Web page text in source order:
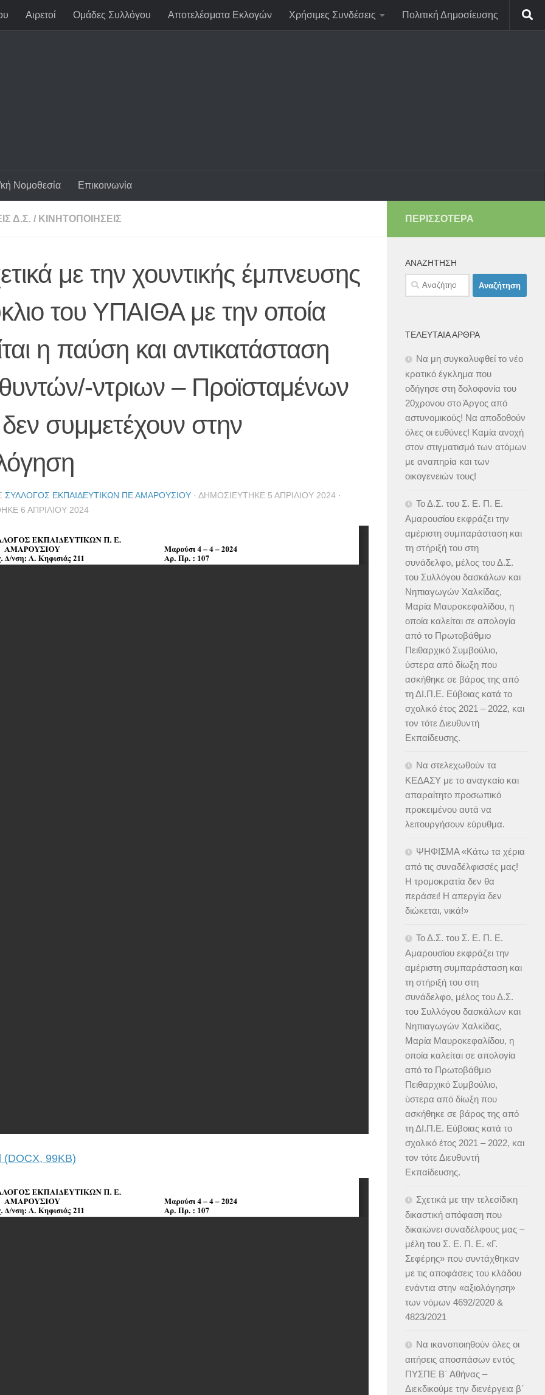
Αιρετοί Ομάδες Συλλόγου Αποτελέσματα Εκλογών Χρήσιμες Συνδέσεις Πολιτική Δημοσίευσης
Νομοθεσία Επικοινωνία
Δ.Σ. / ΚΙΝΗΤΟΠΟΙΉΣΕΙΣ
με την χουντικής έμπνευσης
του ΥΠΑΙΘΑ με την οποία
η παύση και αντικατάσταση
ντριων – Προϊσταμένων
συμμετέχουν στην
ΣΎΛΛΟΓΟΣ ΕΚΠΑΙΔΕΥΤΙΚΏΝ ΠΕ ΑΜΑΡΟΥΣΊΟΥ · ΔΗΜΟΣΙΕΎΤΗΚΕ 5 ΑΠΡΙΛΊΟΥ 2024 ·
6 ΑΠΡΙΛΊΟΥ 2024
(DOCX, 99KB)
ΠΕΡΙΣΣΌΤΕΡΑ
ΑΝΑΖΉΤΗΣΗ
Αναζήτηση
για:
ΤΕΛΕΥΤΑΊΑ ΆΡΘΡΑ
Να μη συγκαλυφθεί το νέο
κρατικό έγκλημα που
οδήγησε στη δολοφονία του
20χρονου στο Άργος από
αστυνομικούς! Να αποδοθούν
όλες οι ευθύνες! Καμία ανοχή
στον στιγματισμό των ατόμων
με αναπηρία και των
οικογενειών τους!
Το Δ.Σ. του Σ. Ε. Π. Ε.
Αμαρουσίου εκφράζει την
αμέριστη συμπαράσταση και
τη στήριξή του στη
συνάδελφο, μέλος του Δ.Σ.
του Συλλόγου δασκάλων και
Νηπιαγωγών Χαλκίδας,
Μαρία Μαυροκεφαλίδου, η
οποία καλείται σε απολογία
από το Πρωτοβάθμιο
Πειθαρχικό Συμβούλιο,
ύστερα από δίωξη που
ασκήθηκε σε βάρος της από
τη ΔΙ.Π.Ε. Εύβοιας κατά το
σχολικό έτος 2021 – 2022, και
τον τότε Διευθυντή
Εκπαίδευσης.
Να στελεχωθούν τα
ΚΕΔΑΣΥ με το αναγκαίο και
απαραίτητο προσωπικό
προκειμένου αυτά να
λειτουργήσουν εύρυθμα.
ΨΗΦΙΣΜΑ «Κάτω τα χέρια
από τις συναδέλφισσές μας!
Η τρομοκρατία δεν θα
περάσει! Η απεργία δεν
διώκεται, νικά!»
Το Δ.Σ. του Σ. Ε. Π. Ε.
Αμαρουσίου εκφράζει την
αμέριστη συμπαράσταση και
τη στήριξή του στη
συνάδελφο, μέλος του Δ.Σ.
του Συλλόγου δασκάλων και
Νηπιαγωγών Χαλκίδας,
Μαρία Μαυροκεφαλίδου, η
οποία καλείται σε απολογία
από το Πρωτοβάθμιο
Πειθαρχικό Συμβούλιο,
ύστερα από δίωξη που
ασκήθηκε σε βάρος της από
τη ΔΙ.Π.Ε. Εύβοιας κατά το
σχολικό έτος 2021 – 2022, και
τον τότε Διευθυντή
Εκπαίδευσης.
Σχετικά με την τελεσίδικη
δικαστική απόφαση που
δικαιώνει συναδέλφους μας –
μέλη του Σ. Ε. Π. Ε. «Γ.
Σεφέρης» που συντάχθηκαν
με τις αποφάσεις του κλάδου
ενάντια στην «αξιολόγηση»
των νόμων 4692/2020 &
4823/2021
Να ικανοποιηθούν όλες οι
αιτήσεις αποσπάσων εντός
ΠΥΣΠΕ Β΄ Αθήνας –
Διεκδικούμε την διενέργεια β΄